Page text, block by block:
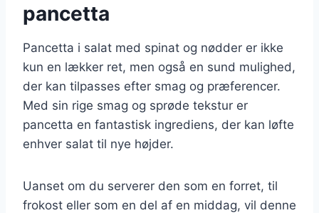
pancetta
Pancetta i salat med spinat og nødder er ikke
kun en lækker ret, men også en sund mulighed,
der kan tilpasses efter smag og præferencer.
Med sin rige smag og sprøde tekstur er
pancetta en fantastisk ingrediens, der kan løfte
enhver salat til nye højder.
Uanset om du serverer den som en forret, til
frokost eller som en del af en middag, vil denne